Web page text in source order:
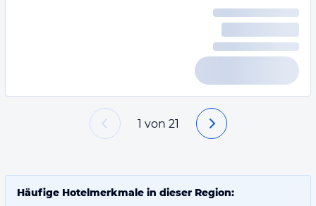
1 von 21
Häufige Hotelmerkmale in dieser Region: